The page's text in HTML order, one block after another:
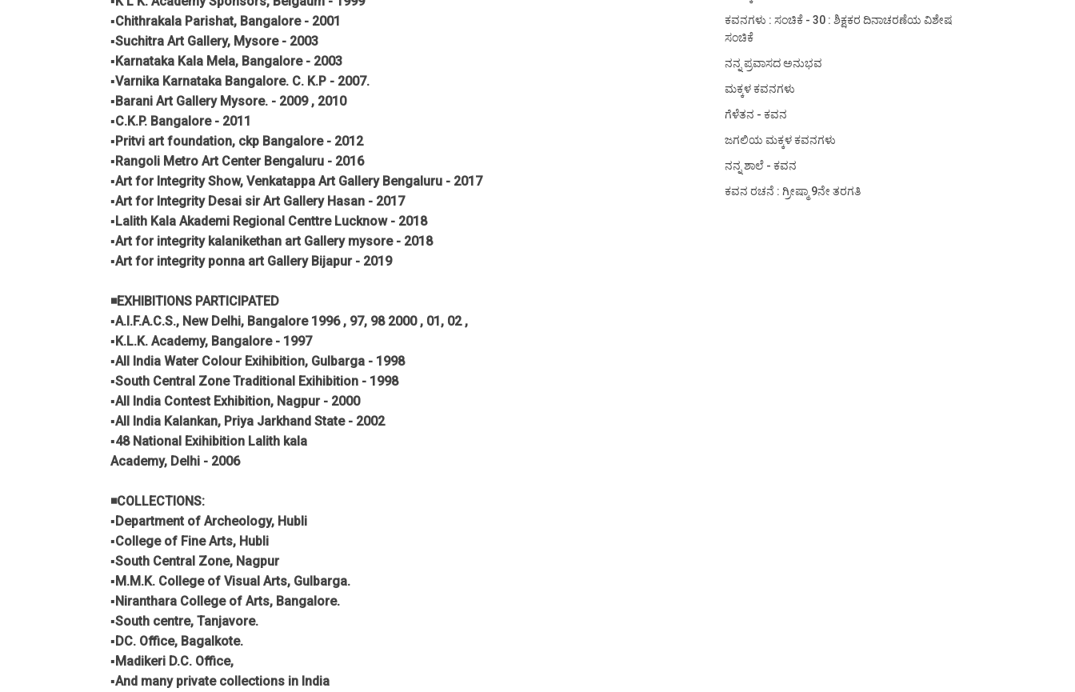
▪️Chithrakala Parishat, Bangalore - 2001
▪️Suchitra Art Gallery, Mysore - 2003
▪️Karnataka Kala Mela, Bangalore - 2003
▪️Varnika Karnataka Bangalore. C. K.P - 2007.
▪️Barani Art Gallery Mysore. - 2009 , 2010
▪️C.K.P. Bangalore - 2011
▪️Pritvi art foundation, ckp Bangalore - 2012
▪️Rangoli Metro Art Center Bengaluru - 2016
▪️Art for Integrity Show, Venkatappa Art Gallery Bengaluru - 2017
▪️Art for Integrity Desai sir Art Gallery Hasan - 2017
▪️Lalith Kala Akademi Regional Centtre Lucknow - 2018
▪️Art for integrity kalanikethan art Gallery mysore - 2018
▪️Art for integrity ponna art Gallery Bijapur - 2019
◾EXHIBITIONS PARTICIPATED
▪️A.I.F.A.C.S., New Delhi, Bangalore 1996 , 97, 98 2000 , 01, 02 ,
▪️K.L.K. Academy, Bangalore - 1997
▪️All India Water Colour Exihibition, Gulbarga - 1998
▪️South Central Zone Traditional Exihibition - 1998
▪️All India Contest Exhibition, Nagpur - 2000
▪️All India Kalankan, Priya Jarkhand State - 2002
▪️48 National Exihibition Lalith kala
Academy, Delhi - 2006
◾COLLECTIONS:
▪️Department of Archeology, Hubli
▪️College of Fine Arts, Hubli
▪️South Central Zone, Nagpur
▪️M.M.K. College of Visual Arts, Gulbarga.
▪️Niranthara College of Arts, Bangalore.
▪️South centre, Tanjavore.
▪️DC. Office, Bagalkote.
▪️Madikeri D.C. Office,
▪️And many private collections in India
ಕವನಗಳು : ಸಂಚಿಕೆ - 30 : ಶಿಕ್ಷಕರ ದಿನಾಚರಣೆಯ ವಿಶೇಷ
ಸಂಚಿಕೆ
ನನ್ನ ಪ್ರವಾಸದ ಅನುಭವ
ಮಕ್ಕಳ ಕವನಗಳು
ಗೆಳೆತನ - ಕವನ
ಜಗಲಿಯ ಮಕ್ಕಳ ಕವನಗಳು
ನನ್ನ ಶಾಲೆ - ಕವನ
ಕವನ ರಚನೆ : ಗ್ರೀಷ್ಮಾ 9ನೇ ತರಗತಿ